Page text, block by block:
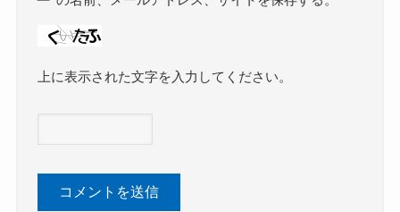
上に表示された文字を入力してください。